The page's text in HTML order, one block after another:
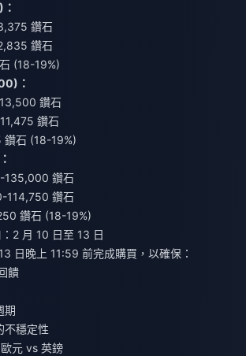
鑽石
鑽石
(18-19%)
：
鑽石
鑽石
石 (18-19%)
135,000 鑽石
114,750 鑽石
鑽石 (18-19%)
2 月 10 日至 13 日
日晚上 11:59 前完成購買，以確保：
饋
期
不穩定性
元 vs 英鎊